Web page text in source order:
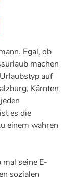
Egal, ob
machen
auf
Kärnten
es die
einem wahren
seine E-
sozialen